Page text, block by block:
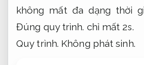
không mất đa dạng thời
Đúng quy trình. chỉ mất 2s.
Quy trình. Không phát sinh.